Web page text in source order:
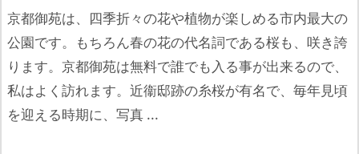
京都御苑は、四季折々の花や植物が楽しめる市内最大の
公園です。もちろん春の花の代名詞である桜も、咲き誇
ります。 京都御苑は無料で誰でも入る事が出来るので、
私はよく訪れます。近衞邸跡の糸桜が有名で、毎年見頃
を迎える時期に、写真 ...